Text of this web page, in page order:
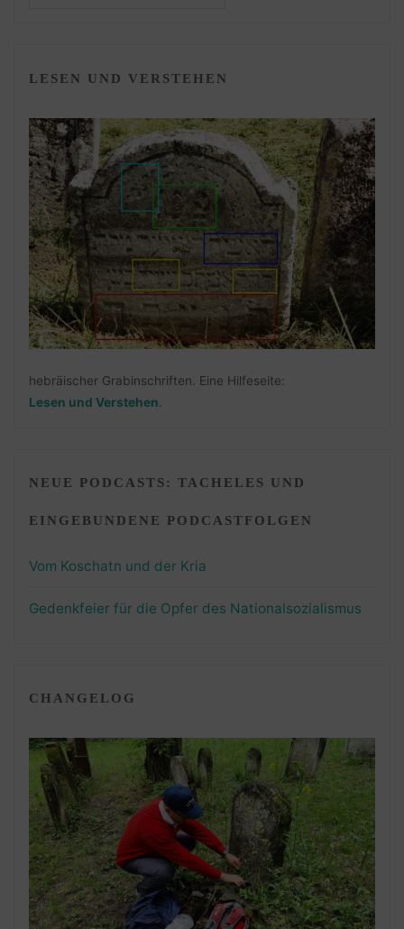
LESEN UND VERSTEHEN
hebräischer Grabinschriften. Eine Hilfeseite:
Lesen und Verstehen.
NEUE PODCASTS: TACHELES UND
EINGEBUNDENE PODCASTFOLGEN
Vom Koschatn und der Kria
Gedenkfeier für die Opfer des Nationalsozialismus
CHANGELOG